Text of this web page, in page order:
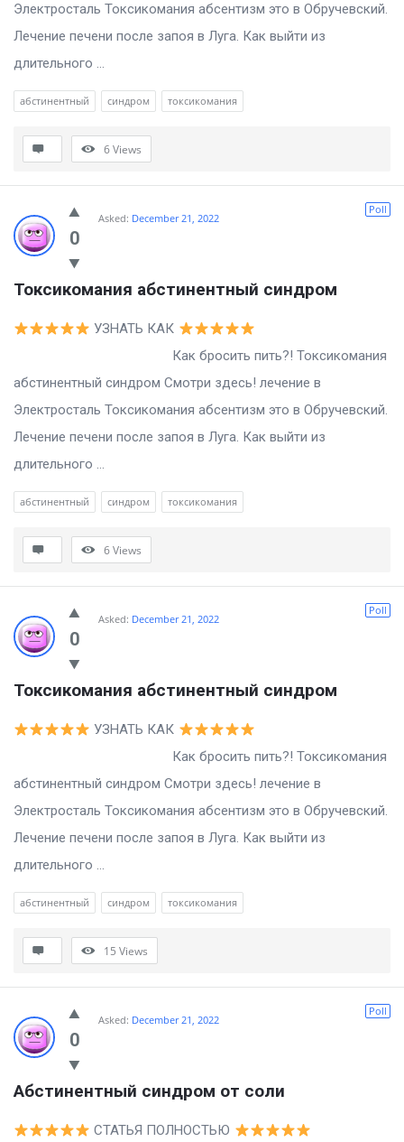
Электросталь Токсикомания абсентизм это в Обручевский.
Лечение печени после запоя в Луга. Как выйти из
длительного ...
абстинентный синдром токсикомания
6Views
0
Poll
Asked: December 21, 2022
Токсикомания абстинентный синдром
УЗНАТЬ КАК
Как бросить пить?! Токсикомания
абстинентный синдром Смотри здесь! лечение в
Электросталь Токсикомания абсентизм это в Обручевский.
Лечение печени после запоя в Луга. Как выйти из
длительного ...
абстинентный синдром токсикомания
6Views
0
Poll
Asked: December 21, 2022
Токсикомания абстинентный синдром
УЗНАТЬ КАК
Как бросить пить?! Токсикомания
абстинентный синдром Смотри здесь! лечение в
Электросталь Токсикомания абсентизм это в Обручевский.
Лечение печени после запоя в Луга. Как выйти из
длительного ...
абстинентный синдром токсикомания
15 Views
0
Poll
Asked: December 21, 2022
Абстинентный синдром от соли
СТАТЬЯ ПОЛНОСТЬЮ